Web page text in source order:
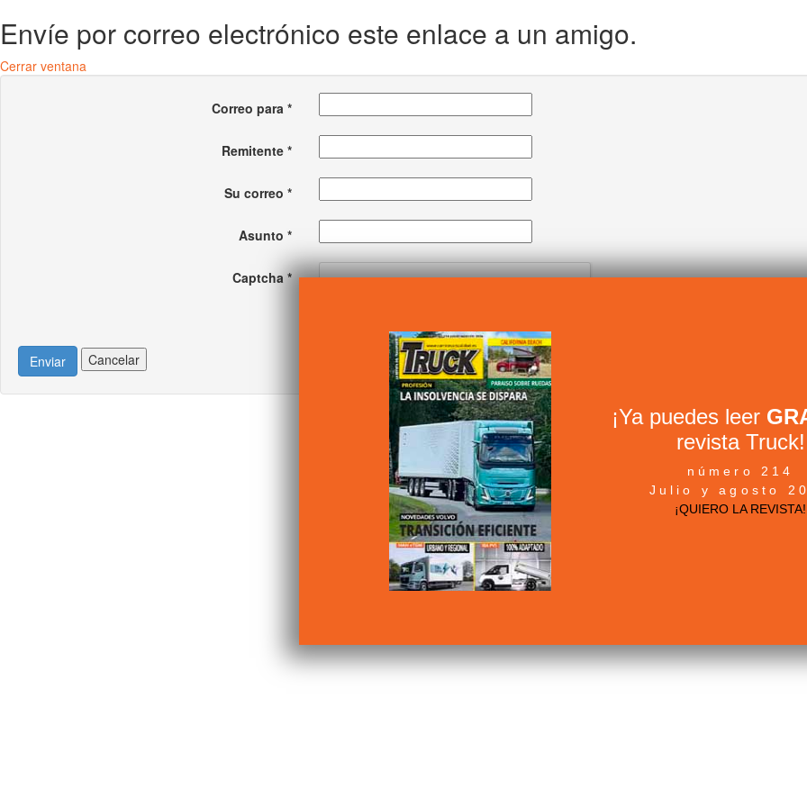
Envíe por correo electrónico este enlace a un amigo.
Cerrar ventana
Correo para*
Remitente*
Su correo *
Asunto *
Captcha*
Enviar Cancelar
¡Ya puedes leer
revista Truck!
número 214
Julio y agosto
¡QUIERO LA REVISTA!